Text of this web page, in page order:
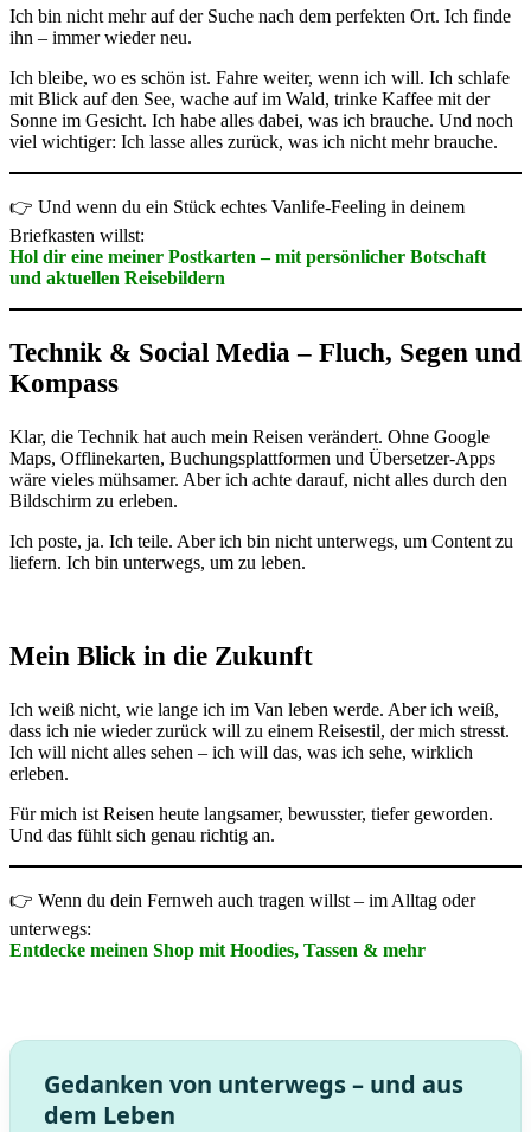
Ich bin nicht mehr auf der Suche nach dem perfekten Ort. Ich finde
ihn – immer wieder neu.
Ich bleibe, wo es schön ist. Fahre weiter, wenn ich will. Ich schlafe
mit Blick auf den See, wache auf im Wald, trinke Kaffee mit der
Sonne im Gesicht. Ich habe alles dabei, was ich brauche. Und noch
viel wichtiger: Ich lasse alles zurück, was ich nicht mehr brauche.
👉 Und wenn du ein Stück echtes Vanlife-Feeling in deinem
Briefkasten willst:
Hol dir eine meiner Postkarten – mit persönlicher Botschaft
und aktuellen Reisebildern
Technik & Social Media – Fluch, Segen und
Kompass
Klar, die Technik hat auch mein Reisen verändert. Ohne Google
Maps, Offlinekarten, Buchungsplattformen und Übersetzer-Apps
wäre vieles mühsamer. Aber ich achte darauf, nicht alles durch den
Bildschirm zu erleben.
Ich poste, ja. Ich teile. Aber ich bin nicht unterwegs, um Content zu
liefern. Ich bin unterwegs, um zu leben.
Mein Blick in die Zukunft
Ich weiß nicht, wie lange ich im Van leben werde. Aber ich weiß,
dass ich nie wieder zurück will zu einem Reisestil, der mich stresst.
Ich will nicht alles sehen – ich will das, was ich sehe, wirklich
erleben.
Für mich ist Reisen heute langsamer, bewusster, tiefer geworden.
Und das fühlt sich genau richtig an.
👉 Wenn du dein Fernweh auch tragen willst – im Alltag oder
unterwegs:
Entdecke meinen Shop mit Hoodies, Tassen & mehr
Gedanken von unterwegs – und aus
dem Leben